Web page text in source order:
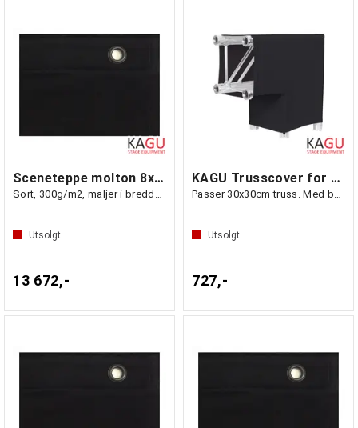
Sceneteppe molton 8x7m Ferdigsydd
Sort, 300g/m2, maljer i bredden (7m)
Utsolgt
13 672,-
KAGU Trusscover for 2-veis hjørne, sort
Passer 30x30cm truss. Med borrelås
Utsolgt
727,-